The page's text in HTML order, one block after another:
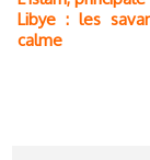
Libye : les
calme